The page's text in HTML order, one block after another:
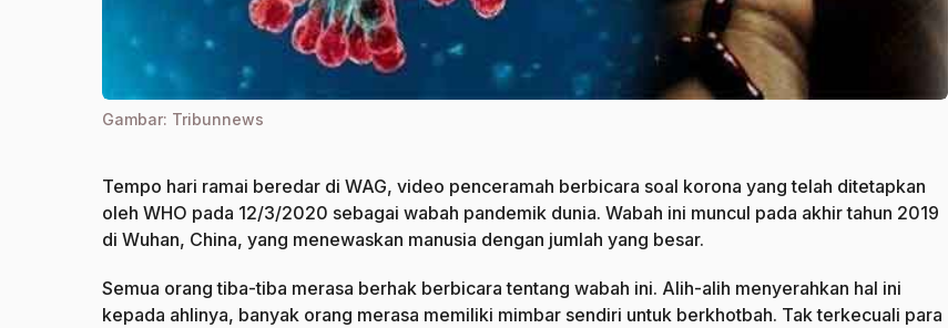
Gambar: Tribunnews
Tempo hari ramai beredar di WAG, video penceramah berbicara soal korona yang telah ditetapkan
oleh WHO pada 12/3/2020 sebagai wabah pandemik dunia. Wabah ini muncul pada akhir tahun 2019
di Wuhan, China, yang menewaskan manusia dengan jumlah yang besar.
Semua orang tiba-tiba merasa berhak berbicara tentang wabah ini. Alih-alih menyerahkan hal ini
kepada ahlinya, banyak orang merasa memiliki mimbar sendiri untuk berkhotbah. Tak terkecuali para